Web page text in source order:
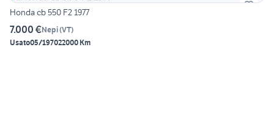
Honda cb 550 F2 1977
7.000 €Nepi(VT)
Usato05/197022000 Km